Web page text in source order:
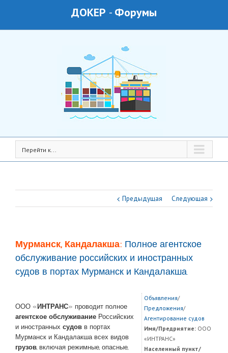
ДОКЕР - Форумы
Перейти к...
Предыдущая Следующая
Мурманск, Кандалакша: Полное агентское
обслуживание российских и иностранных
судов в портах Мурманск и Кандалакша.
ООО « ИНТРАНС» проводит полное
агентское обслуживание Российских
и иностранных судов в портах
Мурманск и Кандалакша всех видов
грузов, включая режимные, опасные,
Объявления/
Предложения/
Агентирование судов
Имя/Предриятие:ООО
«ИНТРАНС»
Населенный пункт/